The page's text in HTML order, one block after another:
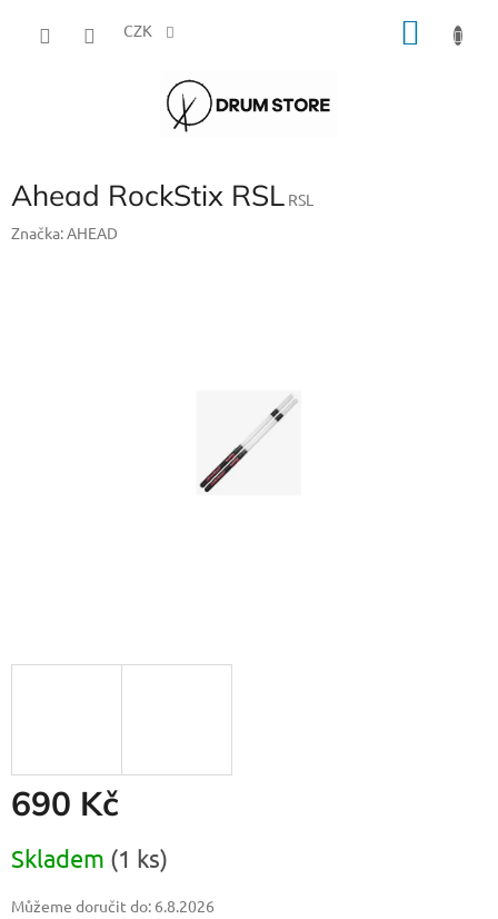
CZK
Ahead RockStix RSL RSL
Značka:AHEAD
690 Kč
cena:
Skladem (1 ks)
Můžeme doručit do: 6.8.2026